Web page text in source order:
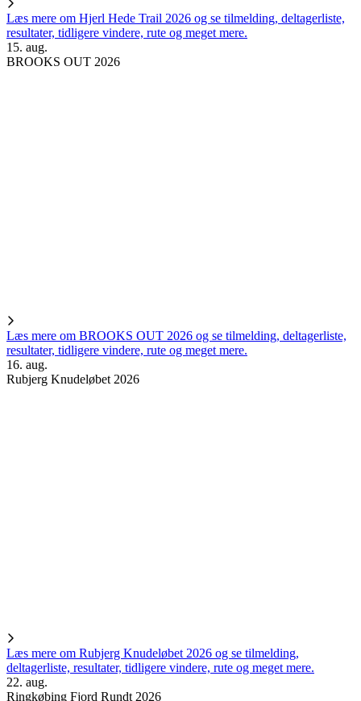
Læs mere om Hjerl Hede Trail 2026 og se tilmelding, deltagerliste,
resultater, tidligere vindere, rute og meget mere.
15. aug.
BROOKS OUT 2026
Læs mere om BROOKS OUT 2026 og se tilmelding, deltagerliste,
resultater, tidligere vindere, rute og meget mere.
16. aug.
Rubjerg Knudeløbet 2026
Læs mere om Rubjerg Knudeløbet 2026 og se tilmelding,
deltagerliste, resultater, tidligere vindere, rute og meget mere.
22. aug.
Ringkøbing Fjord Rundt 2026